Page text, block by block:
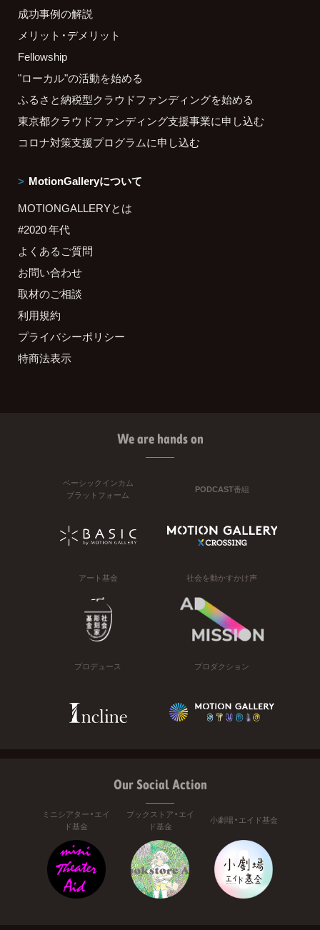
成功事例の解説
メリット・デメリット
Fellowship
"ローカル"の活動を始める
ふるさと納税型クラウドファンディングを始める
東京都クラウドファンディング支援事業に申し込む
コロナ対策支援プログラムに申し込む
MotionGalleryについて
MOTIONGALLERYとは
#2020 年代
よくあるご質問
お問い合わせ
取材のご相談
利用規約
プライバシーポリシー
特商法表示
We are hands on
ベーシックインカム
プラットフォーム
PODCAST番組
アート基金 社会を動かすかけ声
プロデュース プロダクション
Our Social Action
ミニシアター・エイ
ド基金
ブックストア・エイ
ド基金
小劇場・エイド基金